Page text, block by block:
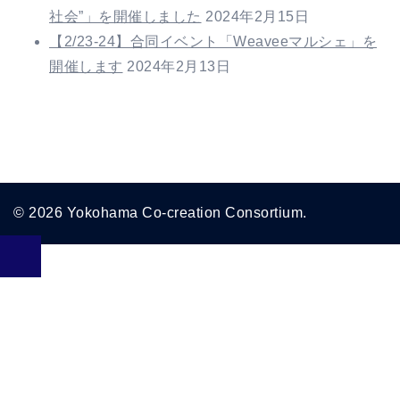
社会”」を開催しました 2024年2月15日
【2/23-24】合同イベント「Weaveeマルシェ」を
開催します 2024年2月13日
© 2026 Yokohama Co-creation Consortium.